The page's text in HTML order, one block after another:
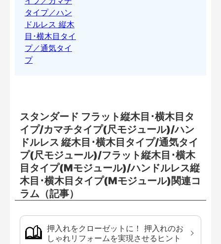
スタンダード フラット縦木目･横木目タ
イプ/カマチタイプ(尺モジュール)/ハン
ドルレス 縦木目･横木目タイプ/通気タイ
プ(尺モジュール)/フラット縦木目･横木
目タイプ(Mモジュール)/ハンドルレス縦
木目･横木目タイプ(Mモジュール)関連コ
ラム（記事）
押入れをクローゼットに！ 押入れのお
しゃれリフォームを実現させるヒント